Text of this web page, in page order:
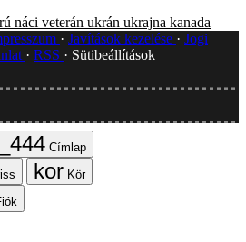
náci veterán ukrán ukrajna kanada
Javítások kezelése
Jogi
RSS
Sütibeállítások
Címlap
Kör